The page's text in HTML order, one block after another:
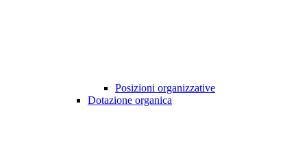
Posizioni organizzative
Dotazione organica